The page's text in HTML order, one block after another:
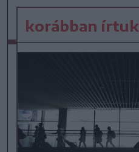
korábban írtuk